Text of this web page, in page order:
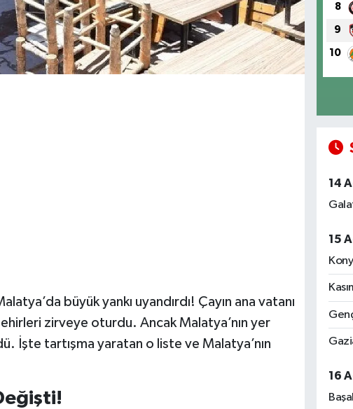
büyük yankı uyandırdı! Çayın ana vatanı
zirveye oturdu. Ancak Malatya’nın yer
İşte tartışma yaratan o liste ve Malatya’nın
8
9
10
14
15
16